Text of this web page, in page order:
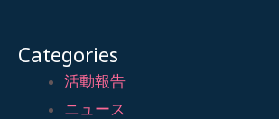
Categories
活動報告
ニュース